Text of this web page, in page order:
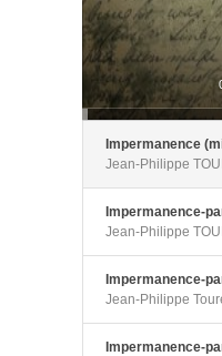
Impermanence
Jean-Philippe
Impermanence-
Jean-Philippe
Impermanence-
Jean-Philippe
Impermanence-